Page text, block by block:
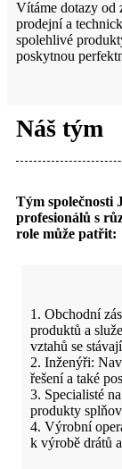
Vítáme dotazy od
prodejní a
spolehlivé
poskytnou
Náš tým
Tým společnosti
profesionálů s
role může patřit:
1. Obchodní
produktů a
vztahů se
2. Inženýři:
řešení a také
3. Specialisté
produkty
4. Výrobní
k výrobě drátů